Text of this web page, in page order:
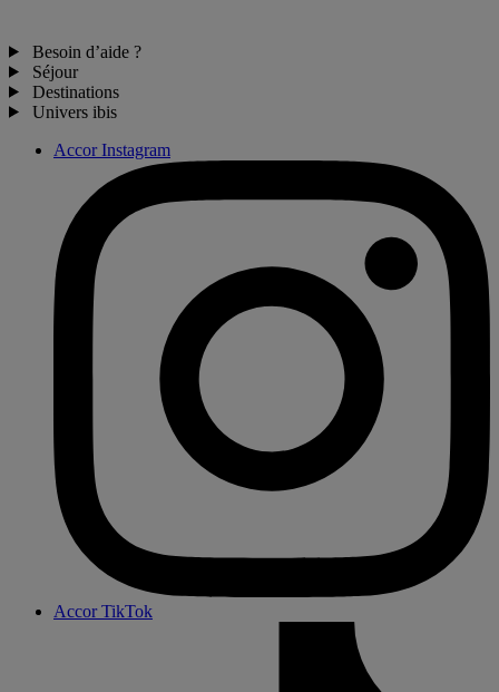
Besoin d’aide ?
Séjour
Destinations
Univers ibis
Accor Instagram
Accor TikTok